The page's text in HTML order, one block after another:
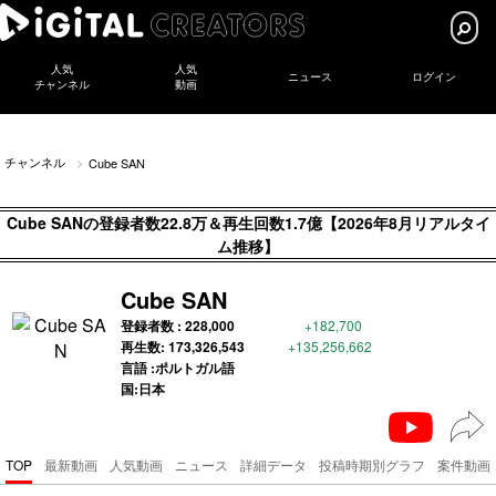
人気
チャンネル
人気
動画
ニュース ログイン
チャンネル Cube SAN
Cube SANの登録者数22.8万＆再生回数1.7億【2026年8月リアルタイ
ム推移】
Cube SAN
登録者数 : 228,000 +182,700
再生数: 173,326,543 +135,256,662
言語 :ポルトガル語
国:日本
TOP 最新動画 人気動画 ニュース 詳細データ 投稿時期別グラフ 案件動画